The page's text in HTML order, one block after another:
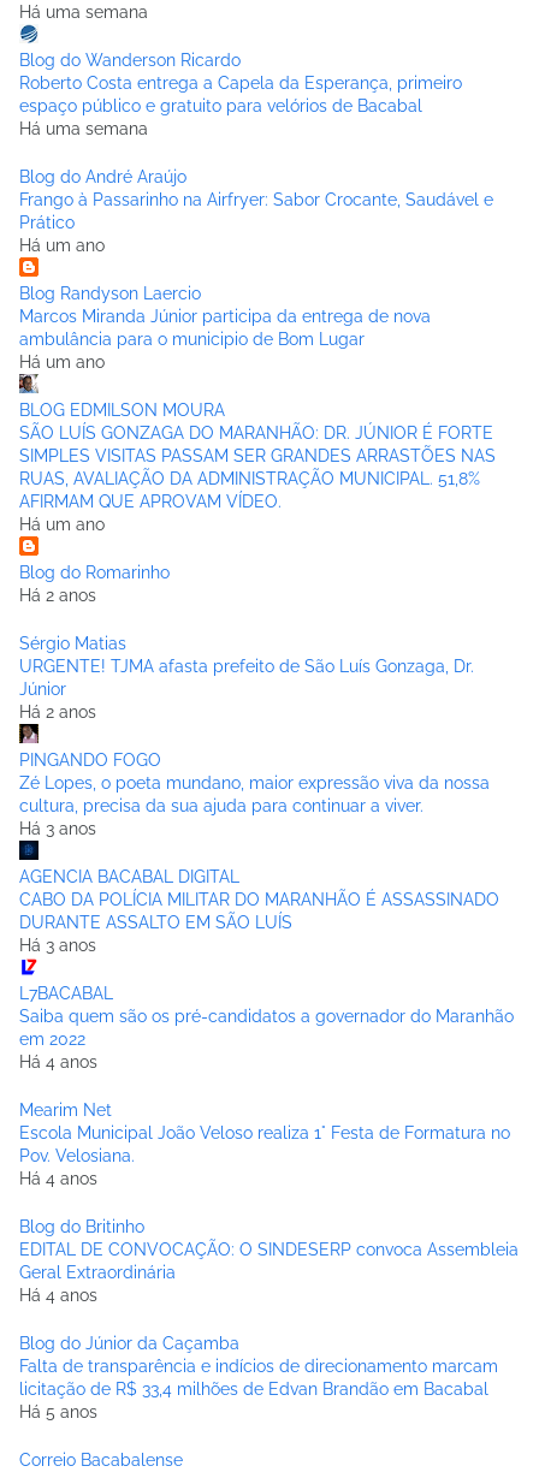
Há uma semana
Blog do Wanderson Ricardo
Roberto Costa entrega a Capela da Esperança, primeiro
espaço público e gratuito para velórios de Bacabal
Há uma semana
Blog do André Araújo
Frango à Passarinho na Airfryer: Sabor Crocante, Saudável e
Prático
Há um ano
Blog Randyson Laercio
Marcos Miranda Júnior participa da entrega de nova
ambulância para o municipio de Bom Lugar
Há um ano
BLOG EDMILSON MOURA
SÃO LUÍS GONZAGA DO MARANHÃO: DR. JÚNIOR É FORTE
SIMPLES VISITAS PASSAM SER GRANDES ARRASTÕES NAS
RUAS, AVALIAÇÃO DA ADMINISTRAÇÃO MUNICIPAL. 51,8%
AFIRMAM QUE APROVAM VÍDEO.
Há um ano
Blog do Romarinho
Há 2 anos
Sérgio Matias
URGENTE! TJMA afasta prefeito de São Luís Gonzaga, Dr.
Júnior
Há 2 anos
PINGANDO FOGO
Zé Lopes, o poeta mundano, maior expressão viva da nossa
cultura, precisa da sua ajuda para continuar a viver.
Há 3 anos
AGENCIA BACABAL DIGITAL
CABO DA POLÍCIA MILITAR DO MARANHÃO É ASSASSINADO
DURANTE ASSALTO EM SÃO LUÍS
Há 3 anos
L7BACABAL
Saiba quem são os pré-candidatos a governador do Maranhão
em 2022
Há 4 anos
Mearim Net
Escola Municipal João Veloso realiza 1° Festa de Formatura no
Pov. Velosiana.
Há 4 anos
Blog do Britinho
EDITAL DE CONVOCAÇÃO: O SINDESERP convoca Assembleia
Geral Extraordinária
Há 4 anos
Blog do Júnior da Caçamba
Falta de transparência e indícios de direcionamento marcam
licitação de R$ 33,4 milhões de Edvan Brandão em Bacabal
Há 5 anos
Correio Bacabalense